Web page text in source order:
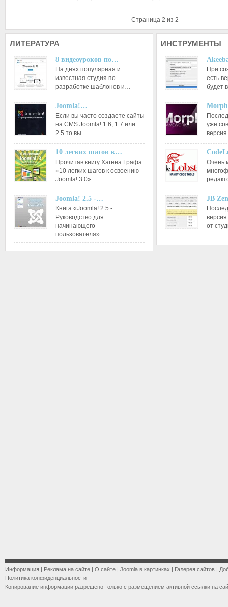
Страница 2 из 2
ЛИТЕРАТУРА
8 видеоуроков по…
На днях популярная и
известная студия по
разработке шаблонов и…
Joomla!…
Если вы часто создаете сайты
на CMS Joomla! 1.6, 1.7 или
2.5 то вы…
10 легких шагов к…
Прочитав книгу Хагена Графа
«10 легких шагов к освоению
Joomla! 3.0»…
Joomla! 2.5 -…
Книга «Joomla! 2.5 -
Руководство для
начинающего
пользователя»…
ИНСТРУМЕНТЫ
При
есть
будет
уже
Очень
JB
от
Информация | Реклама на сайте | О сайте | Joomla в картинках | Галерея сайтов |
Политика конфиденциальности
Копирование информации разрешено только с размещением активной ссылки на